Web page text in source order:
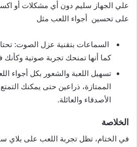
علي الجهاز سليم دون أي مشكلات أو
على تحسين أجواء اللعب مثل
السماعات بتقنية عزل الصوت:
كما أنها تمنحك تجربة صوتية وكأنك
تسهيل اللعبة والشعور بكل أجواء
الممتازة، ذراعين حتى يمكنك
الأصدقاء والعائلة.
الخلاصة